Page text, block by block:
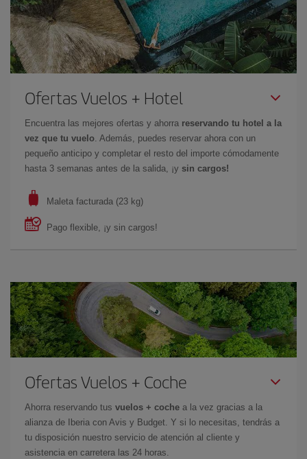
Ofertas Vuelos + Hotel
Encuentra las mejores ofertas y ahorra reservando tu hotel a la
vez que tu vuelo . Además, puedes reservar ahora con un
pequeño anticipo y completar el resto del importe cómodamente
hasta 3 semanas antes de la salida, ¡y sin cargos!
Maleta facturada (23 kg)
Pago flexible, ¡y sin cargos!
Ofertas Vuelos + Coche
Ahorra reservando tus vuelos + coche a la vez gracias a la
alianza de Iberia con Avis y Budget. Y si lo necesitas, tendrás a
tu disposición nuestro servicio de atención al cliente y
asistencia en carretera las 24 horas.